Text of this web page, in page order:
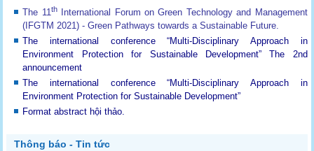
The 11thInternational Forum on Green Technology and Management
(IFGTM 2021) - Green Pathways towards a Sustainable Future.
The international conference “Multi-Disciplinary Approach in
Environment Protection for Sustainable Development”The 2nd
announcement
The international conference “Multi-Disciplinary Approach in
Environment Protection for Sustainable Development”
Format abstract hội thảo.
Thông báo - Tin tức